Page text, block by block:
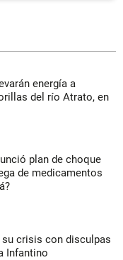
energía a
del río Atrato, en
plan de choque
de medicamentos
su crisis con disculpas
Infantino